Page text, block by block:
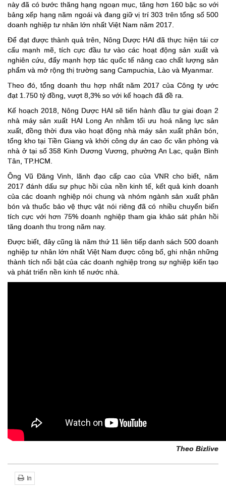
này đã có bước thăng hạng ngoạn mục, tăng hơn 160 bậc so với
bảng xếp hạng năm ngoái và đang giữ vị trí 303 trên tổng số 500
doanh nghiệp tư nhân lớn nhất Việt Nam năm 2017.
Để đạt được thành quả trên, Nông Dược HAI đã thực hiện tái cơ
cấu mạnh mẽ, tích cực đầu tư vào các hoạt động sản xuất và
nghiên cứu, đẩy mạnh hợp tác quốc tế nâng cao chất lượng sản
phẩm và mở rộng thị trường sang Campuchia, Lào và Myanmar.
Theo đó, tổng doanh thu hợp nhất năm 2017 của Công ty ước
đạt 1.750 tỷ đồng, vượt 8,3% so với kế hoạch đã đề ra.
Kế hoạch 2018, Nông Dược HAI sẽ tiến hành đầu tư giai đoạn 2
nhà máy sản xuất HAI Long An nhằm tối ưu hoá năng lực sản
xuất, đồng thời đưa vào hoạt động nhà máy sản xuất phân bón,
tổng kho tại Tiền Giang và khởi công dự án cao ốc văn phòng và
nhà ở tại số 358 Kinh Dương Vương, phường An Lạc, quận Bình
Tân, TP.HCM.
Ông Vũ Đăng Vinh, lãnh đạo cấp cao của VNR cho biết, năm
2017 đánh dấu sự phục hồi của nền kinh tế, kết quả kinh doanh
của các doanh nghiệp nói chung và nhóm ngành sản xuất phân
bón và thuốc bảo vệ thực vật nói riêng đã có nhiều chuyển biến
tích cực với hơn 75% doanh nghiệp tham gia khảo sát phản hồi
tăng doanh thu trong năm nay.
Được biết, đây cũng là năm thứ 11 liên tiếp danh sách 500 doanh
nghiệp tư nhân lớn nhất Việt Nam được công bố, ghi nhận những
thành tích nổi bật của các doanh nghiệp trong sự nghiệp kiến tạo
và phát triển nền kinh tế nước nhà.
Theo Bizlive
In